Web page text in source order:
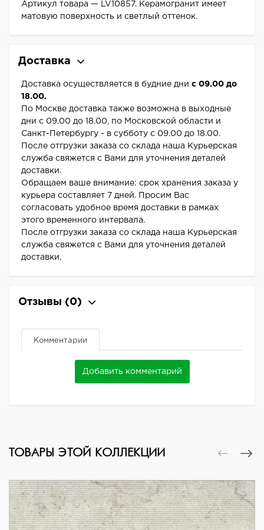
Артикул товара — LV10857. Керамогранит имеет
матовую поверхность и светлый оттенок.
Доставка
Доставка осуществляется в будние дни с 09.00 до
18.00.
По Москве доставка также возможна в выходные
дни с 09.00 до 18.00, по Московской области и
Санкт-Петербургу - в субботу с 09.00 до 18.00.
После отгрузки заказа со склада наша Курьерская
служба свяжется с Вами для уточнения деталей
доставки.
Обращаем ваше внимание: срок хранения заказа у
курьера составляет 7 дней. Просим Вас
согласовать удобное время доставки в рамках
этого временного интервала.
После отгрузки заказа со склада наша Курьерская
служба свяжется с Вами для уточнения деталей
доставки.
Отзывы (0)
Комментарии
Добавить комментарий
ТОВАРЫ ЭТОЙ КОЛЛЕКЦИИ